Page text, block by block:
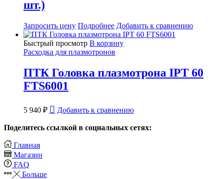
шт.)
Запросить цену Подробнее Добавить к сравнению
Быстрый просмотр В корзину
Расходка для плазмотронов
ПТК Головка плазмотрона IPT 60
FTS6001
5 940 ₽ Добавить к сравнению
Поделитесь ссылкой в социальных сетях:
Главная
Магазин
FAQ
Больше